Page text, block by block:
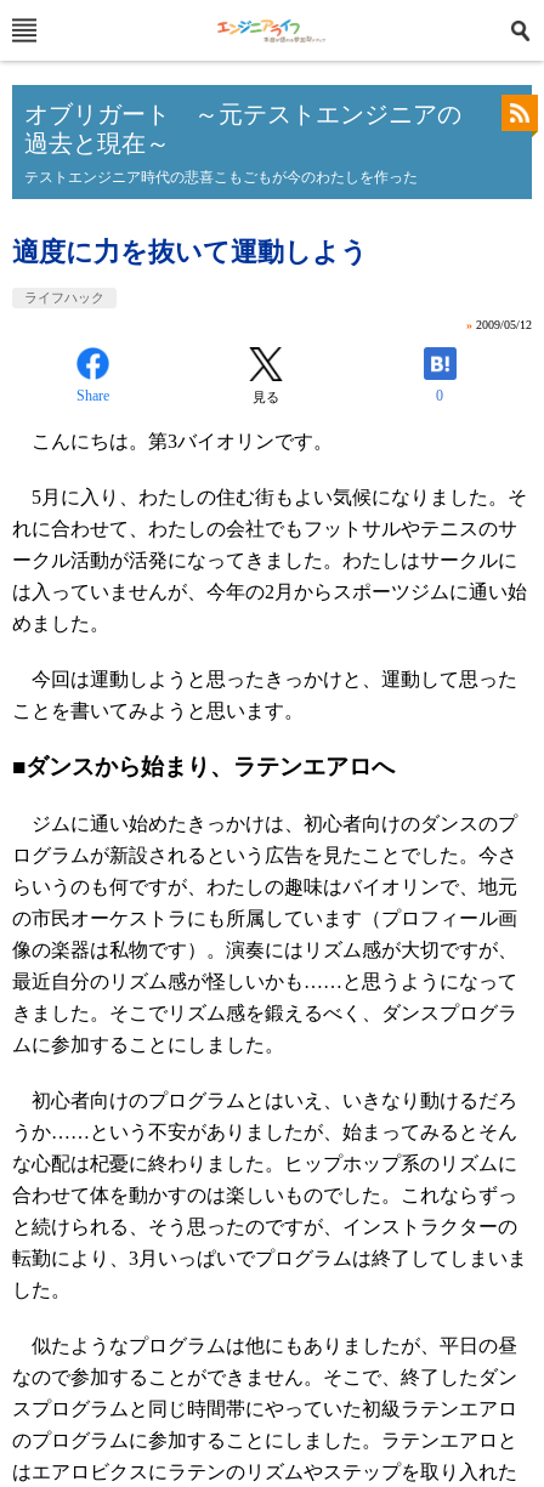
オブリガート ～元テストエンジニアの
過去と現在～
テストエンジニア時代の悲喜こもごもが今のわたしを作った
適度に力を抜いて運動しよう
ライフハック
» 2009/05/12
Share 見る 0
こんにちは。第3バイオリンです。
5月に入り、わたしの住む街もよい気候になりました。そ
れに合わせて、わたしの会社でもフットサルやテニスのサ
ークル活動が活発になってきました。わたしはサークルに
は入っていませんが、今年の2月からスポーツジムに通い始
めました。
今回は運動しようと思ったきっかけと、運動して思った
ことを書いてみようと思います。
■ダンスから始まり、ラテンエアロへ
ジムに通い始めたきっかけは、初心者向けのダンスのプ
ログラムが新設されるという広告を見たことでした。今さ
らいうのも何ですが、わたしの趣味はバイオリンで、地元
の市民オーケストラにも所属しています（プロフィール画
像の楽器は私物です）。演奏にはリズム感が大切ですが、
最近自分のリズム感が怪しいかも……と思うようになって
きました。そこでリズム感を鍛えるべく、ダンスプログラ
ムに参加することにしました。
初心者向けのプログラムとはいえ、いきなり動けるだろ
うか……という不安がありましたが、始まってみるとそん
な心配は杞憂に終わりました。ヒップホップ系のリズムに
合わせて体を動かすのは楽しいものでした。これならずっ
と続けられる、そう思ったのですが、インストラクターの
転勤により、3月いっぱいでプログラムは終了してしまいま
した。
似たようなプログラムは他にもありましたが、平日の昼
なので参加することができません。そこで、終了したダン
スプログラムと同じ時間帯にやっていた初級ラテンエアロ
のプログラムに参加することにしました。ラテンエアロと
はエアロビクスにラテンのリズムやステップを取り入れた